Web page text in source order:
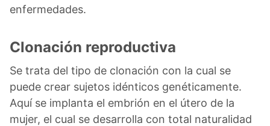
enfermedades.
Clonación reproductiva
Se trata del tipo de clonación con la cual se
puede crear sujetos idénticos genéticamente.
Aquí se implanta el embrión en el útero de la
mujer, el cual se desarrolla con total naturalidad